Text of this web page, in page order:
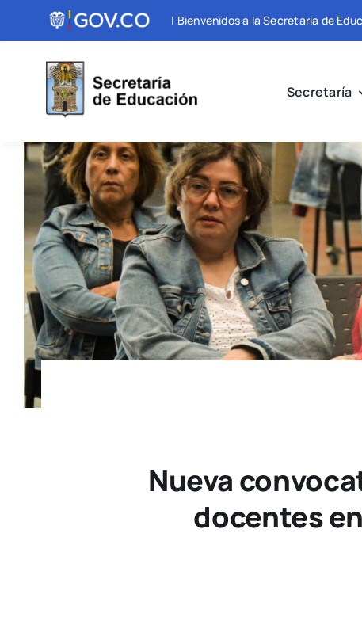
| Bienvenidos a la Secretaria de
Secretaría
Nueva
docentes